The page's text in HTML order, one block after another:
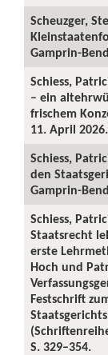
Scheuzger,
Gamprin-
Schiess,
– ein
frischem
11. April 2026.
Schiess,
den
Gamprin-
Schiess,
Staatsrecht
erste
Hoch und
Festschrift
S. 329–354.